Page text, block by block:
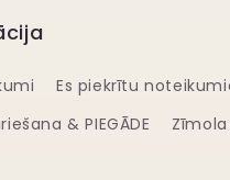
Es piekrītu
& PIEGĀDE